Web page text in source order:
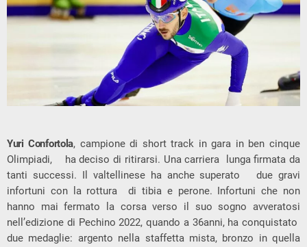
Yuri Confortola, campione di short track in gara in ben cinque
Olimpiadi, ha deciso di ritirarsi. Una carriera lunga firmata da
tanti successi. Il valtellinese ha anche superato due gravi
infortuni con la rottura di tibia e perone. Infortuni che non
hanno mai fermato la corsa verso il suo sogno avveratosi
nell’edizione di Pechino 2022, quando a 36anni, ha conquistato
due medaglie: argento nella staffetta mista, bronzo in quella